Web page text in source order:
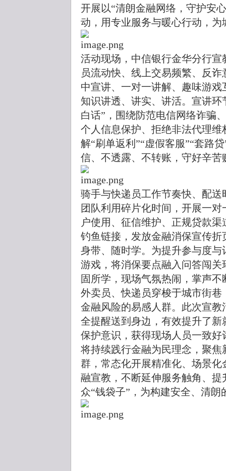
开展以“清朗金融网络，守护安
动，用专业服务与暖心行动，
活动现场，中信银行金华分行
员流动快、线上交易频繁、反
中宣讲、一对一讲解、趣味游
知识讲透、讲实、讲活。宣讲
白话”，围绕防范电信网络诈骗
个人信息保护、拒绝非法代理
解“刷单返利”“虚假客服”“套路
信、不透露、不转账，守好辛苦
骑手与快递员工作节奏快、配
团队利用碎片化时间，开展一
户使用、征信维护、正规贷款
钓鱼链接，发放金融消保宣传
身带、随时学。为提升参与度
游戏，将消保要点融入问答闯
固所学，现场气氛热闹，掌声不
外卖员、快递员穿梭于城市街
金融风险的易感人群。此次宣
全提醒送到身边，有效提升了
保护意识，获得现场人员一致
将持续践行金融为民理念，聚
群，常态化开展精准化、场景化
融宣教，不断延伸服务触角、
众“钱袋子”，为构建安全、清